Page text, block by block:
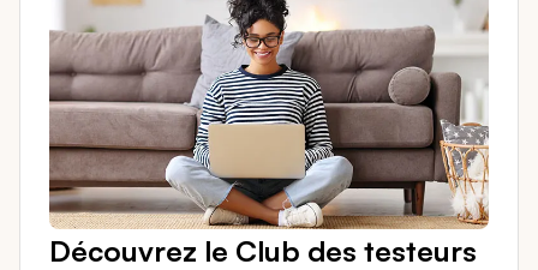
Découvrez le Club des testeurs